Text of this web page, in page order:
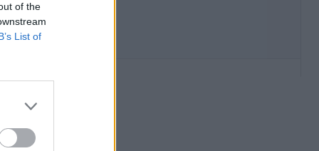
of the
List of
#